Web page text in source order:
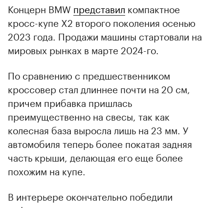
Концерн BMW представил компактное
кросс-купе X2 второго поколения осенью
2023 года. Продажи машины стартовали на
мировых рынках в марте 2024-го.
По сравнению с предшественником
кроссовер стал длиннее почти на 20 см,
причем прибавка пришлась
преимущественно на свесы, так как
колесная база выросла лишь на 23 мм. У
автомобиля теперь более покатая задняя
часть крыши, делающая его еще более
похожим на купе.
В интерьере окончательно победили